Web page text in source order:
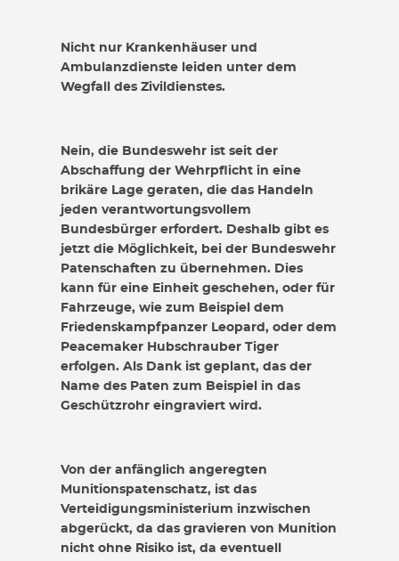
Nicht nur Krankenhäuser und
Ambulanzdienste leiden unter dem
Wegfall des Zivildienstes.
Nein, die Bundeswehr ist seit der
Abschaffung der Wehrpflicht in eine
brikäre Lage geraten, die das Handeln
jeden verantwortungsvollem
Bundesbürger erfordert. Deshalb gibt es
jetzt die Möglichkeit, bei der Bundeswehr
Patenschaften zu übernehmen. Dies
kann für eine Einheit geschehen, oder für
Fahrzeuge, wie zum Beispiel dem
Friedenskampfpanzer Leopard, oder dem
Peacemaker Hubschrauber Tiger
erfolgen. Als Dank ist geplant, das der
Name des Paten zum Beispiel in das
Geschützrohr eingraviert wird.
Von der anfänglich angeregten
Munitionspatenschatz, ist das
Verteidigungsministerium inzwischen
abgerückt, da das gravieren von Munition
nicht ohne Risiko ist, da eventuell